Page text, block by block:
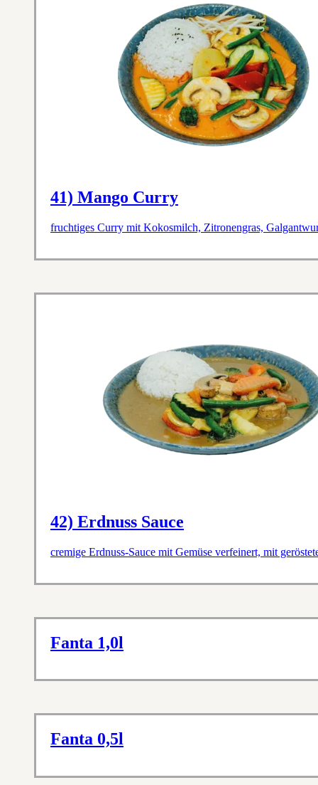
41) Mango Curry
fruchtiges Curry mit Kokosmilch, Zitronengras,
42) Erdnuss Sauce
cremige Erdnuss-Sauce mit Gemüse verfeinert, mit
Fanta 1,0l
Fanta 0,5l